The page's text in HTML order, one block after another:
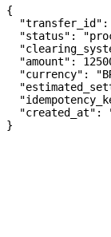
{
"status":
"amount":
"currency":
"created_at":
}